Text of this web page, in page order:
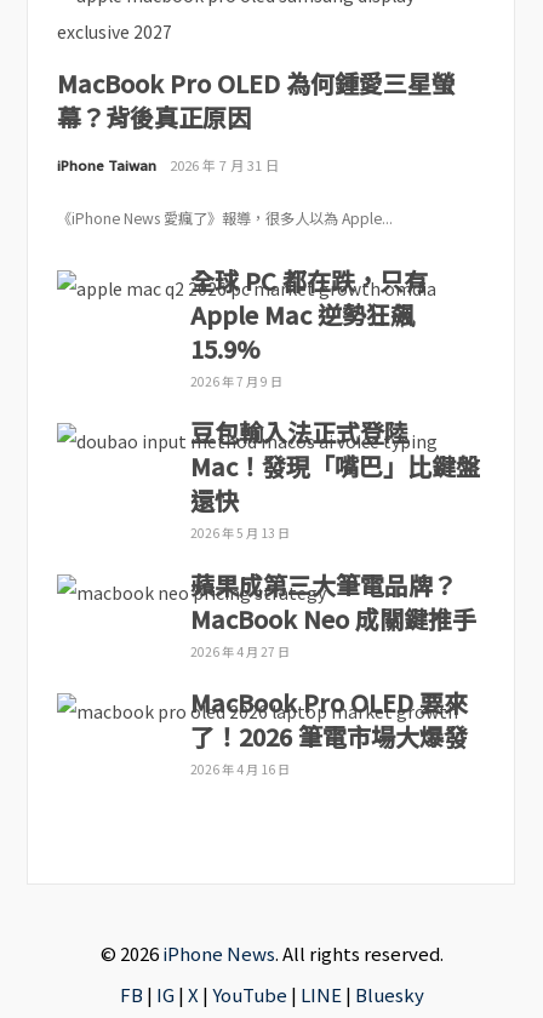
MacBook Pro OLED 為何鍾愛三星螢
幕？背後真正原因
iPhone Taiwan 2026 年 7 月 31 日
《iPhone News 愛瘋了》報導，很多人以為 Apple...
全球 PC 都在跌，只有
Apple Mac 逆勢狂飆
15.9%
2026 年 7 月 9 日
豆包輸入法正式登陸
Mac！發現「嘴巴」比鍵盤
還快
2026 年 5 月 13 日
蘋果成第三大筆電品牌？
MacBook Neo 成關鍵推手
2026 年 4 月 27 日
MacBook Pro OLED 要來
了！2026 筆電市場大爆發
2026 年 4 月 16 日
© 2026iPhone News. All rights reserved.
FB | IG|X |YouTube | LINE | Bluesky